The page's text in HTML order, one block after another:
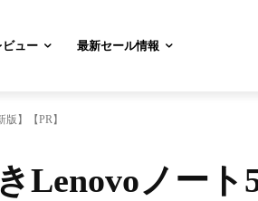
ビュー 最新セール情報
】【PR】
Lenovoノート